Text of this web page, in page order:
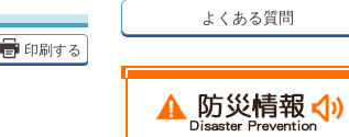
印刷する
よくある質問